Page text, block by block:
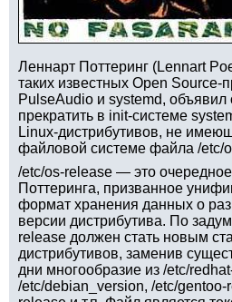
Леннарт Поттеринг (Lennart
таких известных Open Source-
PulseAudio и systemd,
прекратить в init-системе
Linux-дистрибутивов, не
файловой системе файла /etc/
/etc/os-release — это
Поттеринга, призванное
формат хранения данных о
версии дистрибутива. По
release должен стать новым
дистрибутивов, заменив
дни многообразие из /etc/
/etc/debian_version, /etc/gentoo-